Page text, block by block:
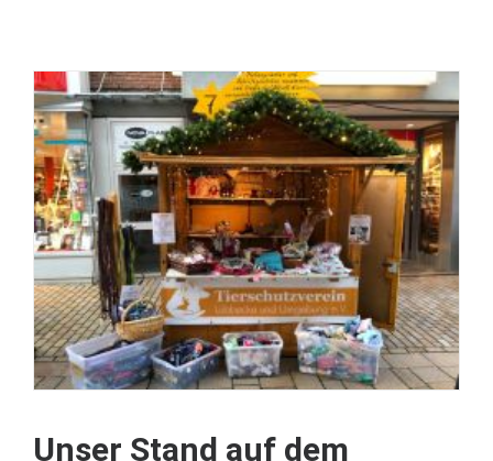
Unser Stand auf dem